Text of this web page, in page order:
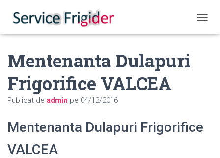
Mentenanta Dulapuri
Frigorifice VALCEA
Publicat de admin pe 04/12/2016
Mentenanta Dulapuri Frigorifice
VALCEA